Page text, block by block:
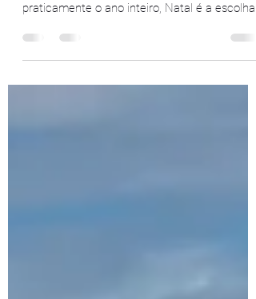
Se você está planejando suas próximas férias
praticamente o ano inteiro, Natal é a escolha...